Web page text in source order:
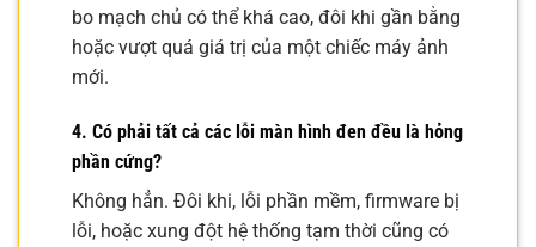
bo mạch chủ có thể khá cao, đôi khi gần bằng
hoặc vượt quá giá trị của một chiếc máy ảnh
mới.
4. Có phải tất cả các lỗi màn hình đen đều là hỏng
phần cứng?
Không hẳn. Đôi khi, lỗi phần mềm, firmware bị
lỗi, hoặc xung đột hệ thống tạm thời cũng có